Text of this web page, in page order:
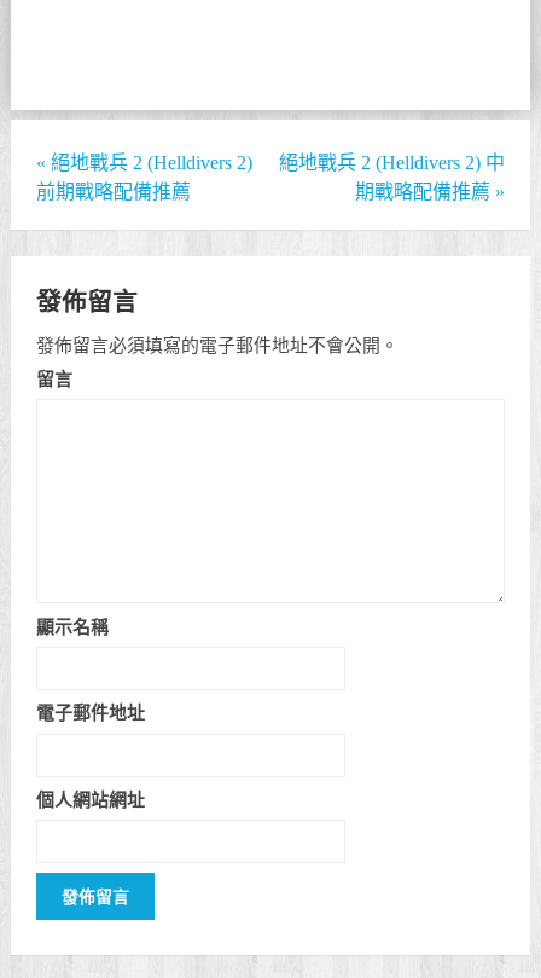
« 絕地戰兵 2 (Helldivers 2)
前期戰略配備推薦
絕地戰兵 2 (Helldivers 2) 中
期戰略配備推薦 »
發佈留言
發佈留言必須填寫的電子郵件地址不會公開。
留言
顯示名稱
電子郵件地址
個人網站網址